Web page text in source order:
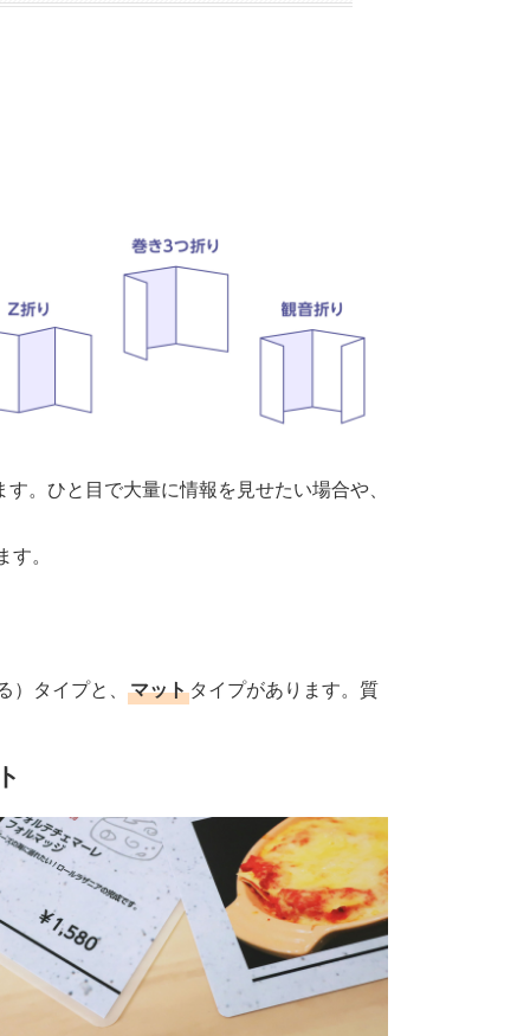
。ひと目で大量に情報を見せたい場合や、
。
タイプと、 マットタイプがあります。質